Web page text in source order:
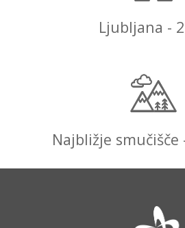
Ljubljana -
Najbližje